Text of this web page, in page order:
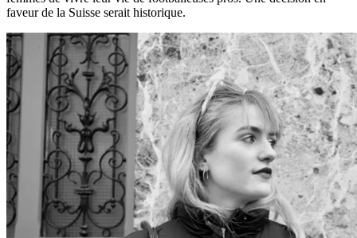
faveur de la Suisse serait historique.